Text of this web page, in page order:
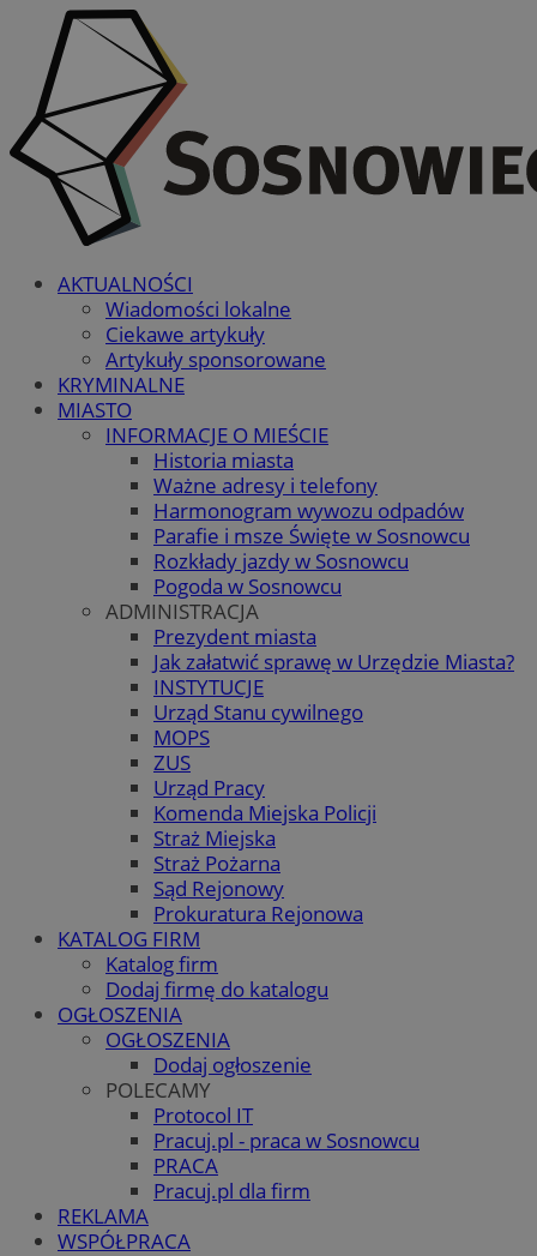
AKTUALNOŚCI
Wiadomości lokalne
Ciekawe artykuły
Artykuły sponsorowane
KRYMINALNE
MIASTO
INFORMACJE O MIEŚCIE
Historia miasta
Ważne adresy i telefony
Harmonogram wywozu odpadów
Parafie i msze Święte w Sosnowcu
Rozkłady jazdy w Sosnowcu
Pogoda w Sosnowcu
ADMINISTRACJA
Prezydent miasta
Jak załatwić sprawę w Urzędzie Miasta?
INSTYTUCJE
Urząd Stanu cywilnego
MOPS
ZUS
Urząd Pracy
Komenda Miejska Policji
Straż Miejska
Straż Pożarna
Sąd Rejonowy
Prokuratura Rejonowa
KATALOG FIRM
Katalog firm
Dodaj firmę do katalogu
OGŁOSZENIA
OGŁOSZENIA
Dodaj ogłoszenie
POLECAMY
Protocol IT
Pracuj.pl - praca w Sosnowcu
PRACA
Pracuj.pl dla firm
REKLAMA
WSPÓŁPRACA